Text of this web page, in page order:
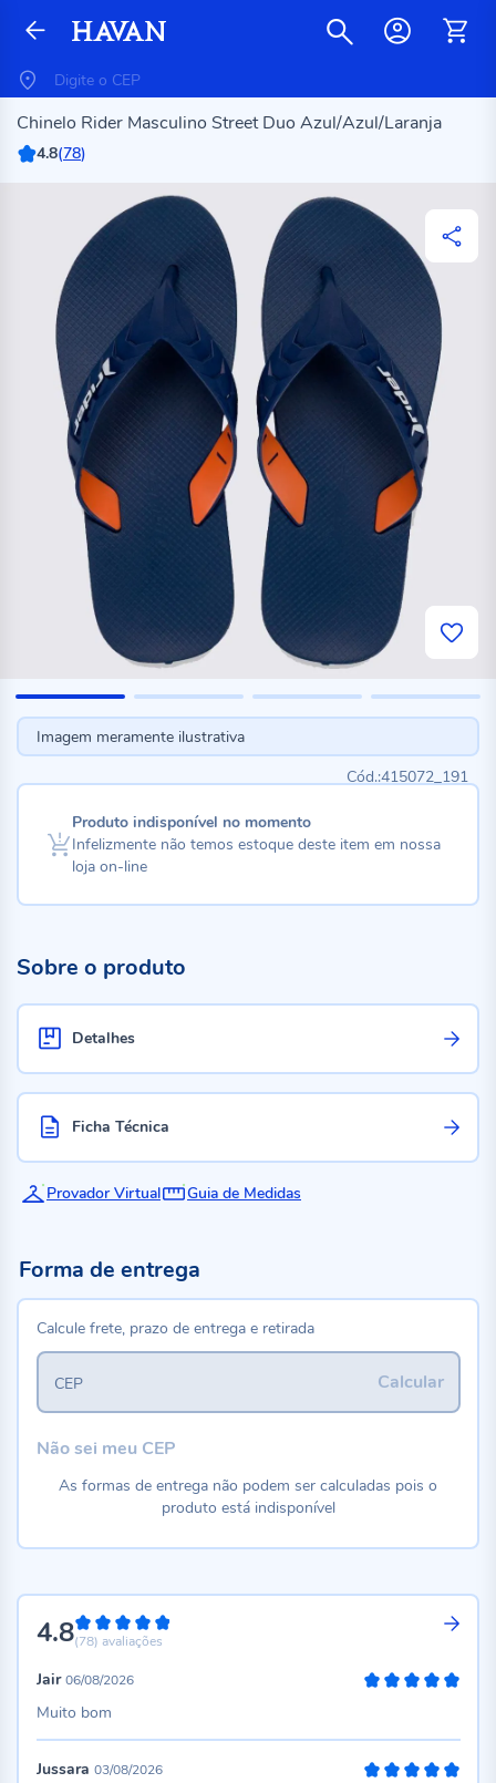
Chinelo Rider Masculino Street Duo Azul/Azul/Laranja
4.8(78)
Imagem meramente ilustrativa
415072_191
Produto indisponível no momento
Infelizmente não temos estoque deste item em nossa
loja on-line
Sobre o produto
Detalhes
Ficha Técnica
Provador Virtual Guia de Medidas
4.896%
(78) avaliações
Jair 06/08/2026
Muito bom
Jussara 03/08/2026
Forma de entrega
Calcule frete, prazo de entrega e retirada
Calcular
CEP
Não sei meu CEP
As formas de entrega não podem ser calculadas pois o
produto está indisponível